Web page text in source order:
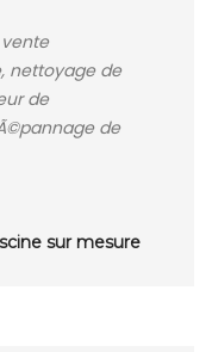
nettoyage de
de
de
sur mesure